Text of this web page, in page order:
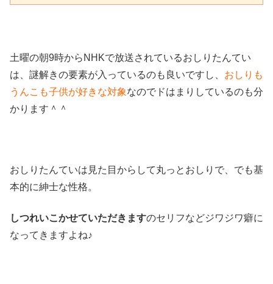
土曜の朝9時からNHKで放送されているおしりたんてい
は、謎解きの要素が入っているのも良いですし、 おしりも
うんこも子供が好きな対象なのでドはまりしているのも分
かります＾＾
おしりたんていは見た目からして丸っとおしりで、でも基
本的に紳士な性格。
しつれいこかせていただきますのセリフなどジワジワ癖に
なってきますよね♪